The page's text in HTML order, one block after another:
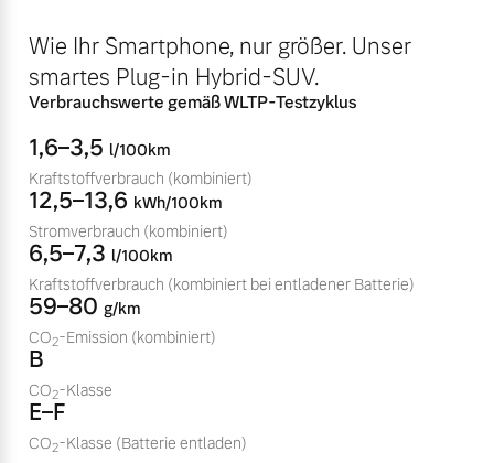
Fahrzeug konfigurieren
Sofort verfügbare Fahrzeuge
Volvo Selekt
Mehr erfahren
Editionsmodelle
Sommer Kompletträder.
Bitte sprechen Sie uns
direkt an.
Entdecken Sie unsere
Mehr erfahren
Wie Ihr Smartphone, nur größer. Unser
smartes Plug-in Hybrid-SUV.
Verbrauchswerte gemäß WLTP-Testzyklus
1,6–3,5 l/100km
Kraftstoffverbrauch (kombiniert)
12,5–13,6 kWh/100km
Stromverbrauch (kombiniert)
6,5–7,3 l/100km
Kraftstoffverbrauch (kombiniert bei entladener Batterie)
59–80 g/km
CO2-Emission (kombiniert)
B
CO2-Klasse
E–F
CO2-Klasse (Batterie entladen)